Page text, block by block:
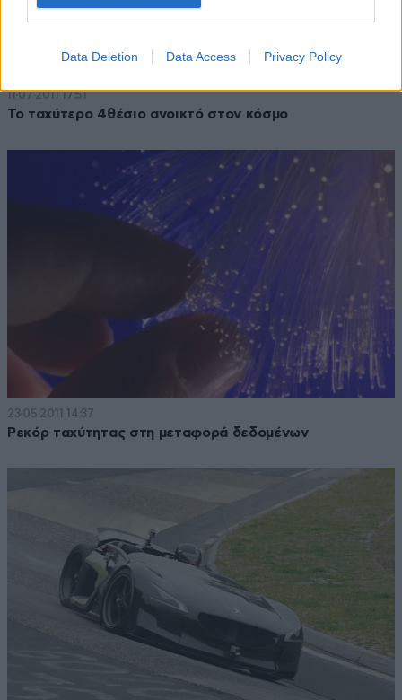
Data Deletion Data Access Privacy Policy
11·07·2011 17:51
Το ταχύτερο 4θέσιο ανοικτό στον κόσμο
23·05·2011 14:37
Ρεκόρ ταχύτητας στη μεταφορά δεδομένων